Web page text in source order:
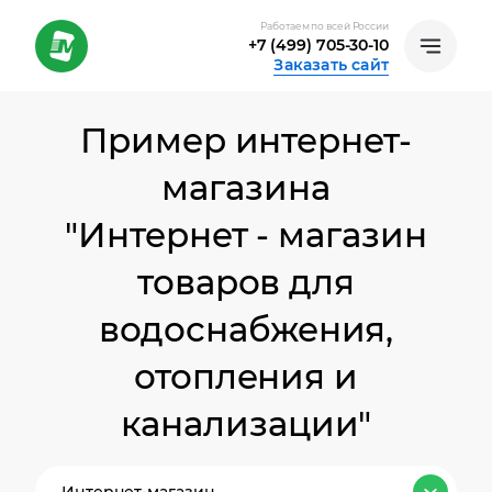
Работаем по всей России
+7 (499) 705-30-10
Заказать сайт
Пример интернет-
магазина
"Интернет - магазин
товаров для
водоснабжения,
отопления и
канализации"